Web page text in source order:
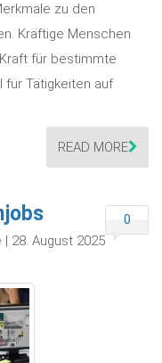
zu den
Kräftige Menschen
für bestimmte
für Tätigkeiten auf
READ MORE
0
| 28. August 2025